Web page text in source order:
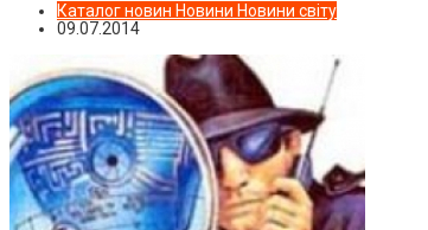
Каталог новин Новини Новини світу
09.07.2014